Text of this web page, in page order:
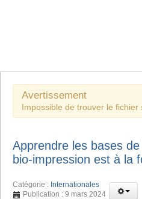
Avertissement
Impossible de trouver le fichier
Apprendre les bases
bio-impression est à la
Catégorie : Internationales
Publication : 9 mars 2024